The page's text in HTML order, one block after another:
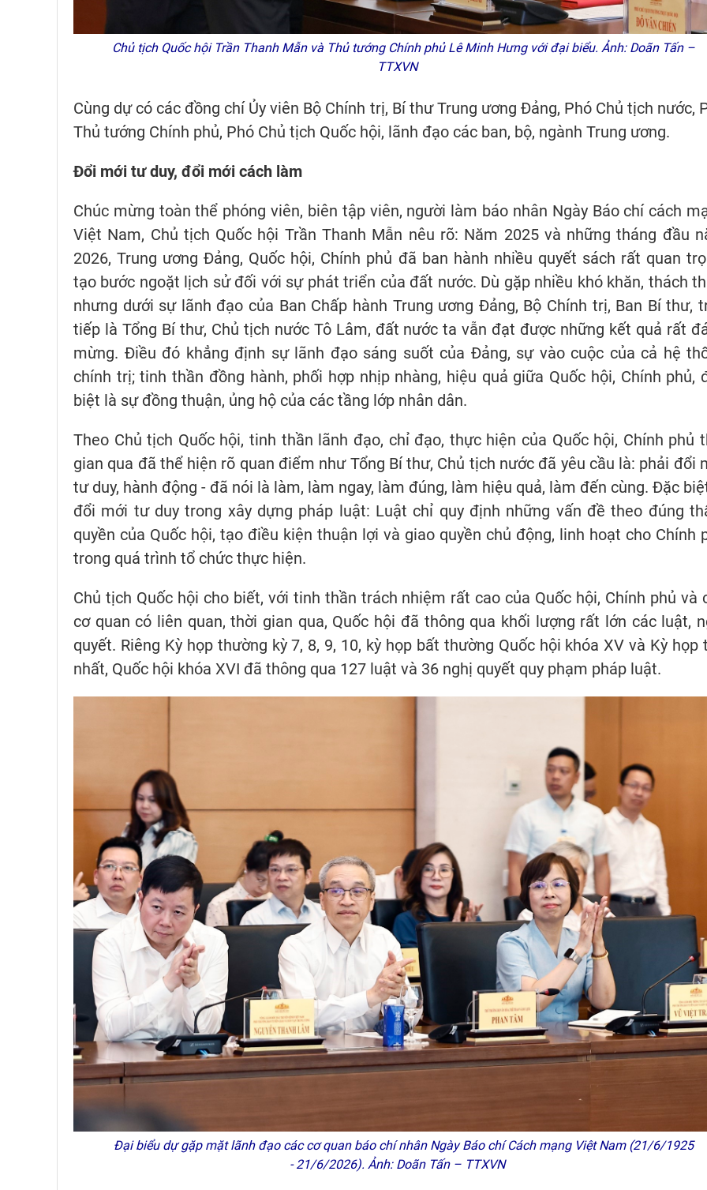
Chủ tịch Quốc hội Trần Thanh Mẫn và Thủ tướng Chính phủ Lê Minh Hưng với đại biểu. Ảnh: Doãn Tấn –
TTXVN
Cùng dự có các đồng chí Ủy viên Bộ Chính trị, Bí thư Trung ương Đảng, Phó Chủ tịch nước,
Thủ tướng Chính phủ, Phó Chủ tịch Quốc hội, lãnh đạo các ban, bộ, ngành Trung ương.
Đổi mới tư duy, đổi mới cách làm
Chúc mừng toàn thể phóng viên, biên tập viên, người làm báo nhân Ngày Báo chí cách
Việt Nam, Chủ tịch Quốc hội Trần Thanh Mẫn nêu rõ: Năm 2025 và những tháng đầu
2026, Trung ương Đảng, Quốc hội, Chính phủ đã ban hành nhiều quyết sách rất quan
tạo bước ngoặt lịch sử đối với sự phát triển của đất nước. Dù gặp nhiều khó khăn, thách
nhưng dưới sự lãnh đạo của Ban Chấp hành Trung ương Đảng, Bộ Chính trị, Ban Bí thư,
tiếp là Tổng Bí thư, Chủ tịch nước Tô Lâm, đất nước ta vẫn đạt được những kết quả rất
mừng. Điều đó khẳng định sự lãnh đạo sáng suốt của Đảng, sự vào cuộc của cả hệ
chính trị; tinh thần đồng hành, phối hợp nhịp nhàng, hiệu quả giữa Quốc hội, Chính phủ,
biệt là sự đồng thuận, ủng hộ của các tầng lớp nhân dân.
Theo Chủ tịch Quốc hội, tinh thần lãnh đạo, chỉ đạo, thực hiện của Quốc hội, Chính phủ
gian qua đã thể hiện rõ quan điểm như Tổng Bí thư, Chủ tịch nước đã yêu cầu là: phải đổi
tư duy, hành động - đã nói là làm, làm ngay, làm đúng, làm hiệu quả, làm đến cùng. Đặc
đổi mới tư duy trong xây dựng pháp luật: Luật chỉ quy định những vấn đề theo đúng
quyền của Quốc hội, tạo điều kiện thuận lợi và giao quyền chủ động, linh hoạt cho Chính
trong quá trình tổ chức thực hiện.
Chủ tịch Quốc hội cho biết, với tinh thần trách nhiệm rất cao của Quốc hội, Chính phủ và
cơ quan có liên quan, thời gian qua, Quốc hội đã thông qua khối lượng rất lớn các luật,
quyết. Riêng Kỳ họp thường kỳ 7, 8, 9, 10, kỳ họp bất thường Quốc hội khóa XV và Kỳ họp
nhất, Quốc hội khóa XVI đã thông qua 127 luật và 36 nghị quyết quy phạm pháp luật.
Đại biểu dự gặp mặt lãnh đạo các cơ quan báo chí nhân Ngày Báo chí Cách mạng Việt Nam (21/6/1925
- 21/6/2026). Ảnh: Doãn Tấn – TTXVN